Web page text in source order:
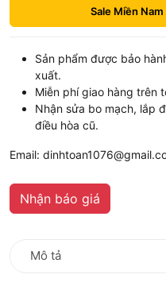
Sale Miền Nam
Sản phẩm được bảo
xuất.
Miễn phí giao hàng trên
Nhận sửa bo mạch, lắp
điều hòa cũ.
Email:
Nhận báo giá
Mô tả